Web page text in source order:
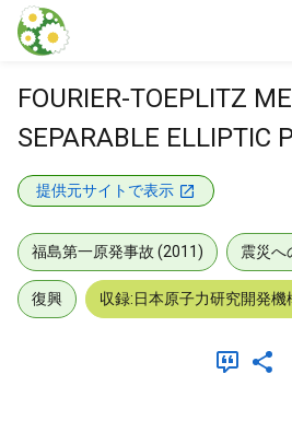
本文に飛ぶ
FOURIER-TOEPLITZ
SEPARABLE ELLIPTIC
提供元サイトで表示
福島第一原発事故 (2011) 震災へ
復興 収録:日本原子力研究開発機